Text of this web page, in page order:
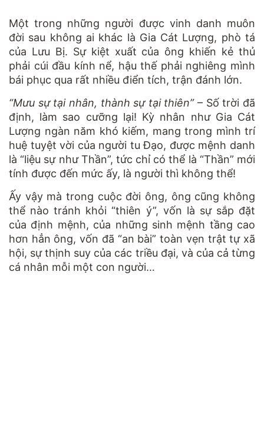
Một trong những người được vinh danh muôn
đời sau không ai khác là Gia Cát Lượng, phò tá
của Lưu Bị. Sự kiệt xuất của ông khiến kẻ thủ
phải cúi đầu kính nể, hậu thế phải nghiêng mình
bái phục qua rất nhiều điển tích, trận đánh lớn.
“Mưu sự tại nhân, thành sự tại thiên”– Số trời đã
định, làm sao cưỡng lại! Kỳ nhân như Gia Cát
Lượng ngàn năm khó kiếm, mang trong mình trí
huệ tuyệt vời của người tu Đạo, được mệnh danh
là “liệu sự như Thần”, tức chỉ có thể là “Thần” mới
tính được đến mức ấy, là người thì không thể!
Ấy vậy mà trong cuộc đời ông, ông cũng không
thể nào tránh khỏi “thiên ý”, vốn là sự sắp đặt
của định mệnh, của những sinh mệnh tầng cao
hơn hẳn ông, vốn đã “an bài” toàn vẹn trật tự xã
hội, sự thịnh suy của các triều đại, và của cả từng
cá nhân mỗi một con người…